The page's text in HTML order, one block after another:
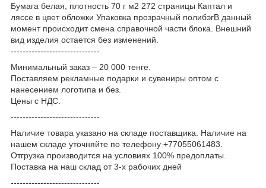
Бумага белая, плотность 70 г м2 272 страницы Каптал и
ляссе в цвет обложки Упаковка прозрачный полибэгВ данный
момент происходит смена справочной части блока. Внешний
вид изделия остается без изменений.
------------------------------
Минимальный заказ – 20 000 тенге.
Поставляем рекламные подарки и сувениры оптом с
нанесением логотипа и без.
Цены с НДС.
------------------------------
Наличие товара указано на складе поставщика. Наличие на
нашем складе уточняйте по телефону +77055061483.
Отгрузка производится на условиях 100% предоплаты.
Поставка на наш склад от 3-x рабочих дней
------------------------------